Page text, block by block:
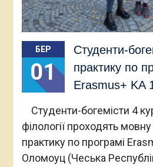
БЕР
01
Студенти-
практику по
Erasmus+ KA
Студенти-богемісти 4
філології проходять
практику по програмі
Оломоуц (Чеська